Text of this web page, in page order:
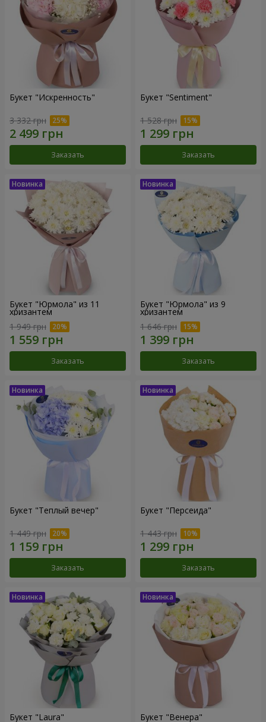
Букет "Искренность"
3 332 грн
Заказать
Букет "Sentiment"
1 528 грн
Заказать
Букет "Юрмола" из 11
хризантем
1 949 грн
Заказать
Букет "Юрмола" из 9
хризантем
1 646 грн
Заказать
Букет "Теплый вечер"
1 449 грн
Заказать
Букет "Персеида"
1 443 грн
Заказать
Букет "Laura" Букет "Венера"